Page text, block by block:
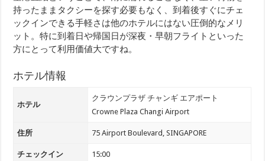
持ったままタクシーを探す必要もなく、到着後すぐにチェ
ックインできる手軽さは他のホテルにはない圧倒的なメリ
ット。特に到着日や帰国日が深夜・早朝フライトといった
方にとって利用価値大ですね。
ホテル情報
ホテル
クラウンプラザ チャンギ エアポート
Crowne Plaza Changi Airport
住所 75 Airport Boulevard, SINGAPORE
チェックイン 15:00